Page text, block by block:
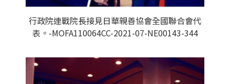
行政院連戰院長接見日華親善協會全國聯合會代
表。-MOFA110064CC-2021-07-NE00143-344